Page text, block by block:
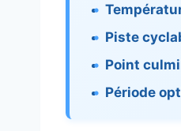
Piste
Point
Période